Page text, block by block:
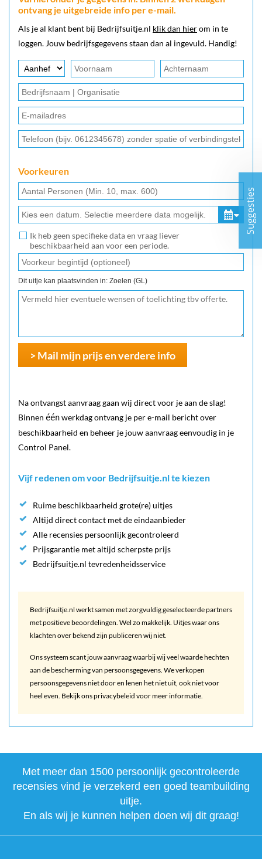
ontvang je uitgebreide info per e-mail.
Als je al klant bent bij Bedrijfsuitje.nl klik dan hierom in te
loggen. Jouw bedrijfsgegevens staan dan al ingevuld. Handig!
Voorkeuren
Ik heb geen specifieke data en vraag liever
beschikbaarheid aan voor een periode.
Dit uitje kan plaatsvinden in: Zoelen (GL)
> Mail mijn prijs en verdere info
Na ontvangst aanvraag gaan wij direct voor je aan de slag!
Binnen éénwerkdag ontvang je per e-mail bericht over
beschikbaarheid en beheer je jouw aanvraag eenvoudig in je
Control Panel.
Vijf redenen om voor Bedrijfsuitje.nl te kiezen
Ruime beschikbaarheid grote(re) uitjes
Altijd direct contact met de eindaanbieder
Alle recensies persoonlijk gecontroleerd
Prijsgarantie met altijd scherpste prijs
Bedrijfsuitje.nl tevredenheidsservice
Bedrijfsuitje.nl werkt samen met zorgvuldig geselecteerde partners
met positieve beoordelingen. Wel zo makkelijk. Uitjes waar ons
klachten over bekend zijn publiceren wij niet.
Ons systeem scant jouw aanvraag waarbij wij veel waarde hechten
aan de bescherming van persoonsgegevens. We verkopen
persoonsgegevens niet door en lenen het niet uit, ook niet voor
heel even. Bekijk ons privacybeleid voor meer informatie.
Met meer dan 1500 persoonlijk gecontroleerde
recensies vind je verzekerd een goed teambuilding
uitje.
En als wij je kunnen helpen doen wij dit graag!
Suggesties